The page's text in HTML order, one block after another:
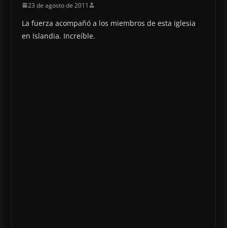
23 de agosto de 2011
La fuerza acompañó a los miembros de esta iglesia
en Islandia. Increíble.